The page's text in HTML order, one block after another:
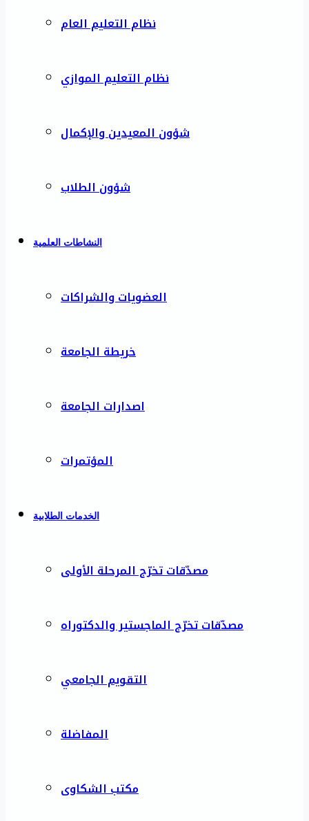
نظام التعليم العام
نظام التعليم الموازي
شؤون المعيدين والإكمال
شؤون الطلاب
النشاطات العلمية
العضويات والشراكات
خريطة الجامعة
اصدارات الجامعة
المؤتمرات
الخدمات الطلابية
مصدّقات تخرّج المرحلة الأولى
مصدّقات تخرّج الماجستير والدكتوراه
التقويم الجامعي
المفاضلة
مكتب الشكاوى